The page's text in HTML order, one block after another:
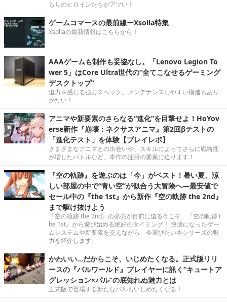
もりのヒロインたちがアツい！
ゲームコマースの最前線ーXsolla特集
Xsollaの最新情報はこちらから！
AAAゲームも制作も妥協なし。「Lenovo Legion To
wer 5」はCore Ultra世代の“全てこなせるゲーミング
デスクトップ”
迫力を感じる強力スペック。メンテナンスしやすい構造もあり
がたい！
アニマや新要素のさらなる“進化”を目撃せよ！HoYov
erse新作『崩壊：ネクサスアニマ』第2回βテストの
「進化テスト」を体験【プレイレポ】
さまざまなアニマとの出会いや、スキルによってさらに戦略性
が増したバトルなど、本作の注目の要素に迫ります！
『空の軌跡』を遊ぶのは「今」がベスト！暑い夏、涼
しい部屋の中で“青い空”が似合う大冒険へ―最安値で
セール中の『the 1st』から新作『空の軌跡 the 2nd』
まで駆け抜けよう
『空の軌跡 the 2nd』の発売が目前に迫る今こそ、『空の軌跡 t
he 1st』から遊び始める絶好のタイミング！ 快適になったゲー
ムシステムや新要素を交えながら、今遊びたい本シリーズの魅
力を紹介します。
かわいい…だからこそ、いじめたくなる。正式版リリ
ースの『パルワールド』プレイヤーに訊く“キュートア
グレッション×パル”の底知れぬ魅力とは
正式版で登場する新たなパルもいじめたくなる！